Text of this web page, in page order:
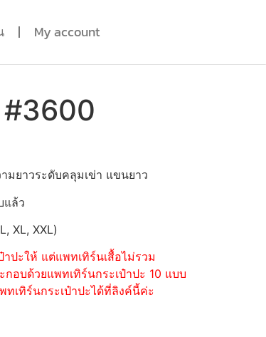
My account
มยาวระดับคลุมเข่า แขนยาว
แล้ว
XL, XXL)
ปะให้ แต่แพทเทิร์นเสื้อไม่รวม
อบด้วยแพทเทิร์นกระเป๋าปะ 10 แบบ
เทิร์นกระเป๋าปะได้ที่ลิงค์นี้ค่ะ